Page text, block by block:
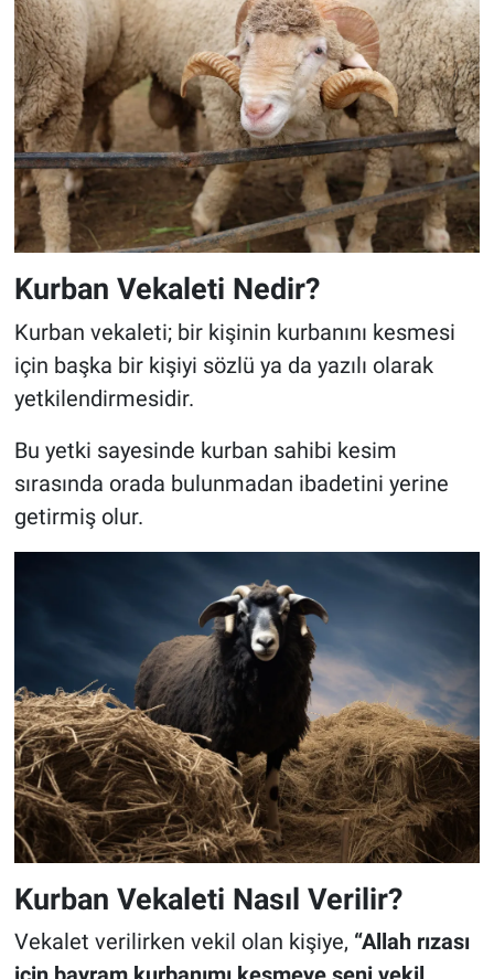
Kurban Vekaleti Nedir?
Kurban vekaleti; bir kişinin kurbanını kesmesi
için başka bir kişiyi sözlü ya da yazılı olarak
yetkilendirmesidir.
Bu yetki sayesinde kurban sahibi kesim
sırasında orada bulunmadan ibadetini yerine
getirmiş olur.
Kurban Vekaleti Nasıl Verilir?
Vekalet verilirken vekil olan kişiye, “Allah rızası